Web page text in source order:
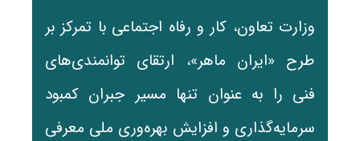
وزارت تعاون، کار و رفاه اجتماعی با تمرکز بر
طرح «ایران ماهر»، ارتقای توانمندی‌های
فنی را به عنوان تنها مسیر جبران کمبود
سرمایه‌گذاری و افزایش بهره‌وری ملی معرفی